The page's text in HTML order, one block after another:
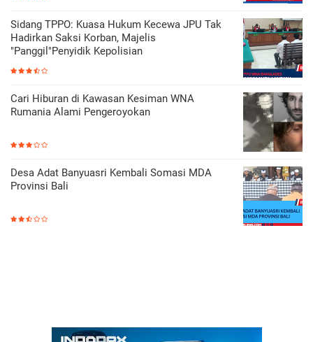
Sidang TPPO: Kuasa Hukum Kecewa JPU Tak
Hadirkan Saksi Korban, Majelis
"Panggil"Penyidik Kepolisian
Cari Hiburan di Kawasan Kesiman WNA
Rumania Alami Pengeroyokan
Desa Adat Banyuasri Kembali Somasi MDA
Provinsi Bali